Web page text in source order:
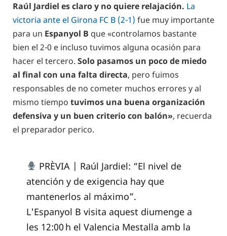
Raúl Jardiel es claro y no quiere relajación. La
victoria ante el Girona FC B (2-1) fue muy importante
para un Espanyol B que «controlamos bastante
bien el 2-0 e incluso tuvimos alguna ocasión para
hacer el tercero. Solo pasamos un poco de miedo
al final con una falta directa, pero fuimos
responsables de no cometer muchos errores y al
mismo tiempo tuvimos una buena organización
defensiva y un buen criterio con balón», recuerda
el preparador perico.
PRÈVIA | Raúl Jardiel: “El nivel de
atención y de exigencia hay que
mantenerlos al máximo”.
L'Espanyol B visita aquest diumenge a
les 12:00 h el Valencia Mestalla amb la